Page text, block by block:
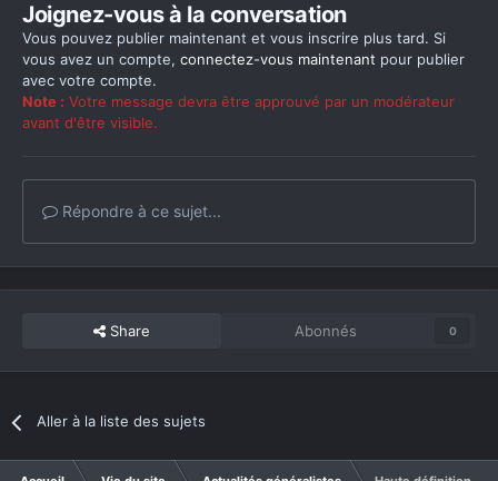
Joignez-vous à la conversation
Vous pouvez publier maintenant et vous inscrire plus tard. Si
vous avez un compte, connectez-vous maintenant pour publier
avec votre compte.
Note : Votre message devra être approuvé par un modérateur
avant d'être visible.
Répondre à ce sujet...
Share Abonnés 0
Aller à la liste des sujets